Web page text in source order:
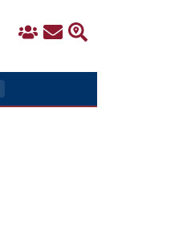
IngresoContacto
Buscar